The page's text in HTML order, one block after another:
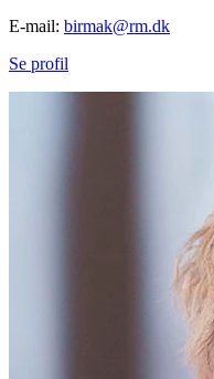
E-mail: birmak@rm.dk
Se profil